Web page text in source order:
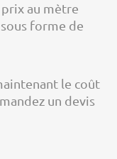
au mètre
forme de
le coût
un devis